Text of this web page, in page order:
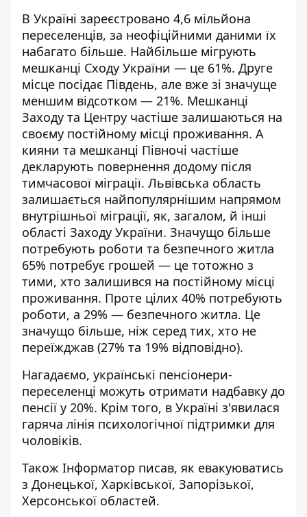
В Україні зареєстровано 4,6 мільйона
переселенців, за неофіційними даними їх
набагато більше. Найбільше мігрують
мешканці Сходу України — це 61%. Друге
місце посідає Південь, але вже зі значуще
меншим відсотком — 21%. Мешканці
Заходу та Центру частіше залишаються на
своєму постійному місці проживання. А
кияни та мешканці Півночі частіше
декларують повернення додому після
тимчасової міграції. Львівська область
залишається найпопулярнішим напрямом
внутрішньої міграції, як, загалом, й інші
області Заходу України. Значущо більше
потребують роботи та безпечного житла
65% потребує грошей — це тотожно з
тими, хто залишився на постійному місці
проживання. Проте цілих 40% потребують
роботи, а 29% — безпечного житла. Це
значущо більше, ніж серед тих, хто не
переїжджав (27% та 19% відповідно).
Нагадаємо, українські пенсіонери-
переселенці можуть отримати надбавку до
пенсії у 20%. Крім того, в Україні з'явилася
гаряча лінія психологічної підтримки для
чоловіків.
Також Інформатор писав, як евакуюватись
з Донецької, Харківської, Запорізької,
Херсонської областей.